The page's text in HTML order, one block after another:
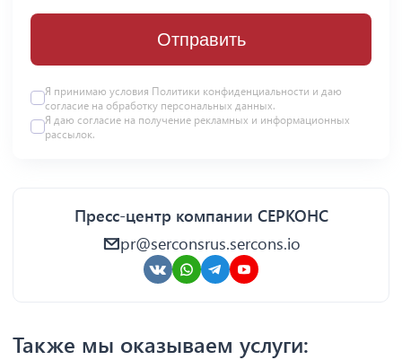
Отправить
Я принимаю условия Политики конфиденциальности и даю
согласие на обработку персональных данных.
Я даю согласие на получение рекламных и информационных
рассылок.
Пресс-центр компании СЕРКОНС
pr@serconsrus.sercons.io
Также мы оказываем услуги: